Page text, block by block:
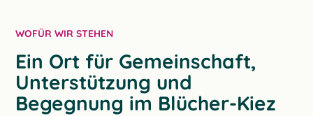
WOFÜR WIR STEHEN
Ein Ort für Gemeinschaft,
Unterstützung und
Begegnung im Blücher-Kiez